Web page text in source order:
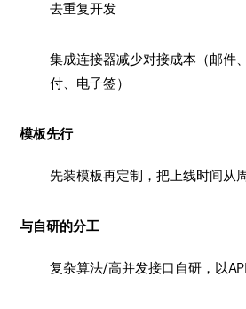
去重复开发
集成连接器减少对接成本（邮件
付、电子签）
模板先行
先装模板再定制，把上线时间从
与自研的分工
复杂算法/高并发接口自研，以